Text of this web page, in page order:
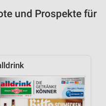
und Prospekte für
Angebote